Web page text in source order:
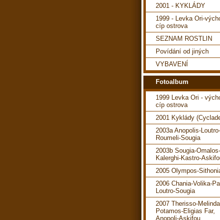
2001 - KYKLÁDY
1999 - Levka Ori-
cíp ostrova
SEZNAM ROSTLIN
Povídání od jiných
VYBAVENÍ
Fotoalbum
1999 Levka Ori -
cíp ostrova
2001 Kyklády
2003a Anopolis-
Roumeli-Sougia
2003b Sougia-Omalos-
Kalerghi-Kastro-
2005 Olympos-
2006 Chania-Volika-
Loutro-Sougia
2007 Therisso-
Potamos-Eligias Far,
Anopoli-Askifou